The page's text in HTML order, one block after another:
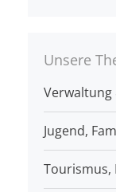
Unsere
Verwaltung
Jugend,
Tourismus,